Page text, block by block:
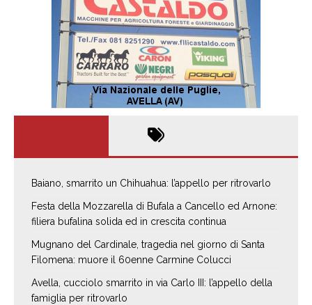
Baiano, smarrito un Chihuahua: l’appello per ritrovarlo
Festa della Mozzarella di Bufala a Cancello ed Arnone:
filiera bufalina solida ed in crescita continua
Mugnano del Cardinale, tragedia nel giorno di Santa
Filomena: muore il 60enne Carmine Colucci
Avella, cucciolo smarrito in via Carlo III: l’appello della
famiglia per ritrovarlo